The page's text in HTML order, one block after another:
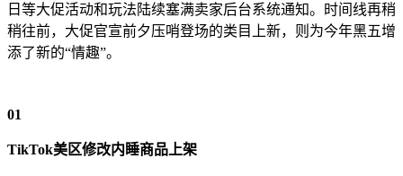
日等大促活动和玩法陆续塞满卖家后台系统通知。时间线再稍
稍往前，大促官宣前夕压哨登场的类目上新，则为今年黑五增
添了新的“情趣”。
01
TikTok美区修改内睡商品上架